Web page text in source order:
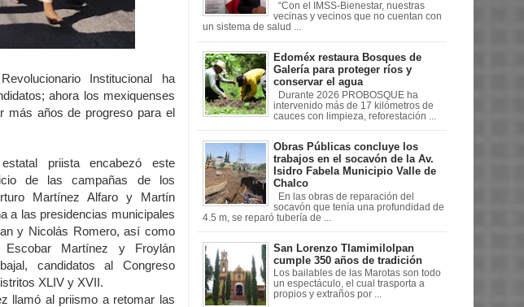
Institucional ha
ahora los mexiquenses
más años de progreso para el
priista encabezó este
de las campañas de los
Martínez Alfaro y Martín
a las presidencias municipales
y Nicolás Romero, así como
Escobar Martínez y Froylán
candidatos al Congreso
XLIV y XVII.
llamó al priismo a retomar las
“Con el IMSS-Bienestar, nuestras
vecinas y vecinos que no cuentan con
un sistema de salud ...
Edoméx restaura Bosques de
Galería para proteger ríos y
conservar el agua
Durante 2026 PROBOSQUE ha
intervenido más de 17 kilómetros de
cauces con limpieza, reforestación ...
Obras Públicas concluye los
trabajos en el socavón de la Av.
Isidro Fabela Municipio Valle de
Chalco
En las obras de reparación del
socavón que tenía una profundidad de
4.5 m, se reparó tubería de ...
San Lorenzo Tlamimilolpan
cumple 350 años de tradición
Los bailables de las Marotas son todo
un espectáculo, el cual trasporta a
propios y extraños por ...